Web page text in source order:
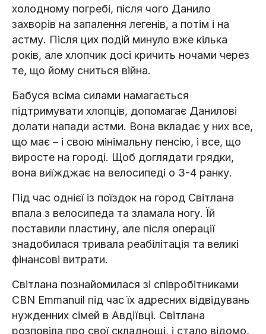
холодному погребі, після чого Данило
захворів на запалення легенів, а потім і на
астму. Після цих подій минуло вже кілька
років, але хлопчик досі кричить ночами через
те, що йому сниться війна.
Бабуся всіма силами намагається
підтримувати хлопців, допомагає Данилові
долати напади астми. Вона вкладає у них все,
що має – і свою мінімальну пенсію, і все, що
виросте на городі. Щоб доглядати грядки,
вона виїжджає на велосипеді о 3-4 ранку.
Під час однієї із поїздок на город Світлана
впала з велосипеда та зламала ногу. Їй
поставили пластину, але після операції
знадобилася тривала реабілітація та великі
фінансові витрати.
Світлана познайомилася зі співробітниками
CBN Emmanuil під час їх адресних відвідувань
нужденних сімей в Авдіївці. Світлана
розповіла про свої складнощі, і стало відомо,